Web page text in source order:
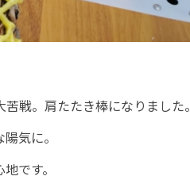
戦。肩たたき棒になりました。
気に。
です。